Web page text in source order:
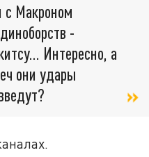
с Макроном
-
Интересно, а
они удары